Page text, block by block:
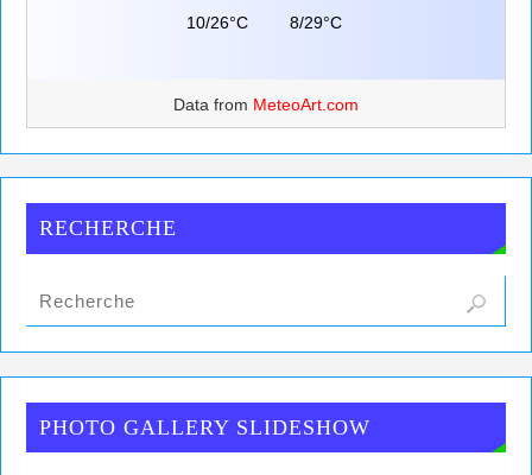
10/26°C 8/29°C
Data from MeteoArt.com
RECHERCHE
PHOTO GALLERY SLIDESHOW